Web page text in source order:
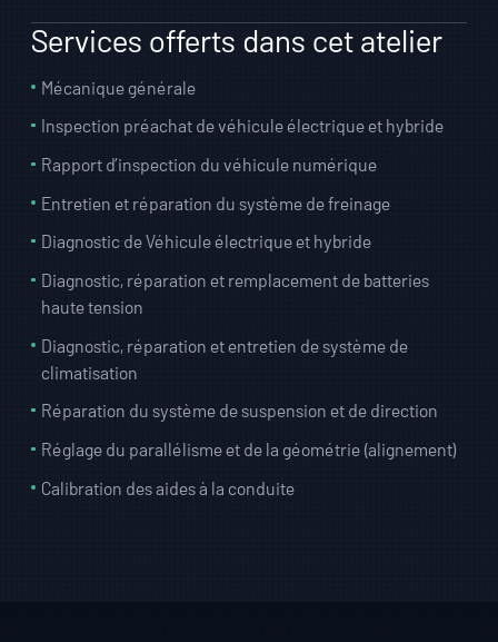
Services offerts dans cet atelier
Mécanique générale
Inspection préachat de véhicule électrique et hybride
Rapport d’inspection du véhicule numérique
Entretien et réparation du système de freinage
Diagnostic de Véhicule électrique et hybride
Diagnostic, réparation et remplacement de batteries
haute tension
Diagnostic, réparation et entretien de système de
climatisation
Réparation du système de suspension et de direction
Réglage du parallélisme et de la géométrie (alignement)
Calibration des aides à la conduite